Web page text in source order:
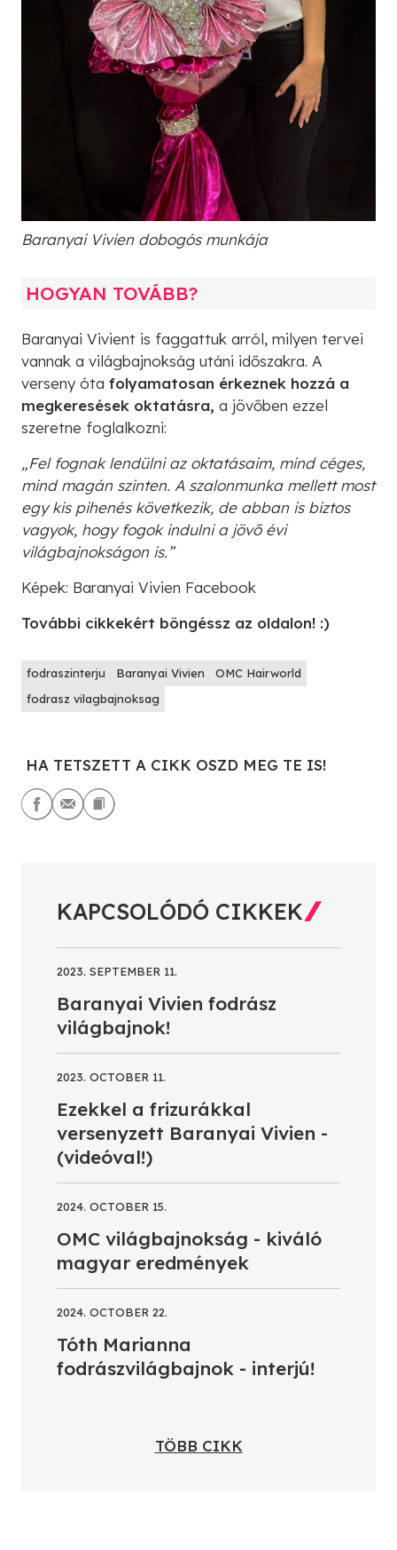
Baranyai Vivien dobogós munkája
HOGYAN TOVÁBB?
Baranyai Vivient is faggattuk arról, milyen tervei
vannak a világbajnokság utáni időszakra. A
verseny óta folyamatosan érkeznek hozzá a
megkeresések oktatásra, a jövőben ezzel
szeretne foglalkozni:
„Fel fognak lendülni az oktatásaim, mind céges,
mind magán szinten. A szalonmunka mellett most
egy kis pihenés következik, de abban is biztos
vagyok, hogy fogok indulni a jövő évi
világbajnokságon is.”
Képek: Baranyai Vivien Facebook
További cikkekért böngéssz az oldalon! :)
fodraszinterju Baranyai Vivien
OMC Hairworld
fodrasz vilagbajnoksag
HA TETSZETT A CIKK OSZD MEG TE IS!
KAPCSOLÓDÓ CIKKEK
2023. SEPTEMBER 11.
Baranyai Vivien fodrász
világbajnok!
2023. OCTOBER 11.
Ezekkel a frizurákkal
versenyzett Baranyai Vivien -
(videóval!)
2024. OCTOBER 15.
OMC világbajnokság - kiváló
magyar eredmények
2024. OCTOBER 22.
Tóth Marianna
fodrászvilágbajnok - interjú!
TÖBB CIKK